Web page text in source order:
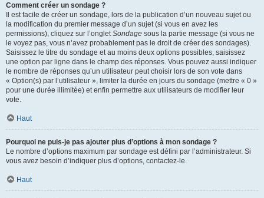
Comment créer un sondage ?
Il est facile de créer un sondage, lors de la publication d’un nouveau sujet ou
la modification du premier message d’un sujet (si vous en avez les
permissions), cliquez sur l’ongletSondage sous la partie message (si vous ne
le voyez pas, vous n’avez probablement pas le droit de créer des sondages).
Saisissez le titre du sondage et au moins deux options possibles, saisissez
une option par ligne dans le champ des réponses. Vous pouvez aussi indiquer
le nombre de réponses qu’un utilisateur peut choisir lors de son vote dans
« Option(s) par l’utilisateur », limiter la durée en jours du sondage (mettre « 0 »
pour une durée illimitée) et enfin permettre aux utilisateurs de modifier leur
vote.
Haut
Pourquoi ne puis-je pas ajouter plus d’options à mon sondage ?
Le nombre d’options maximum par sondage est défini par l’administrateur. Si
vous avez besoin d’indiquer plus d’options, contactez-le.
Haut